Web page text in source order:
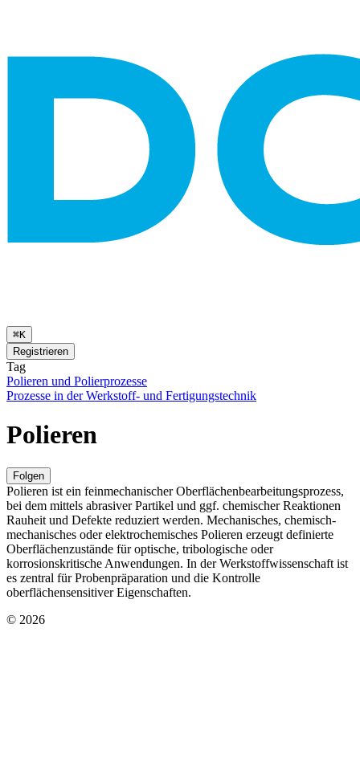
⌘K
Registrieren
Tag
Polieren und Polierprozesse
Prozesse in der Werkstoff- und Fertigungstechnik
Polieren
Folgen
Polieren ist ein feinmechanischer Oberflächenbearbeitungsprozess,
bei dem mittels abrasiver Partikel und ggf. chemischer Reaktionen
Rauheit und Defekte reduziert werden. Mechanisches, chemisch-
mechanisches oder elektrochemisches Polieren erzeugt definierte
Oberflächenzustände für optische, tribologische oder
korrosionskritische Anwendungen. In der Werkstoffwissenschaft ist
es zentral für Probenpräparation und die Kontrolle
oberflächensensitiver Eigenschaften.
© 2026